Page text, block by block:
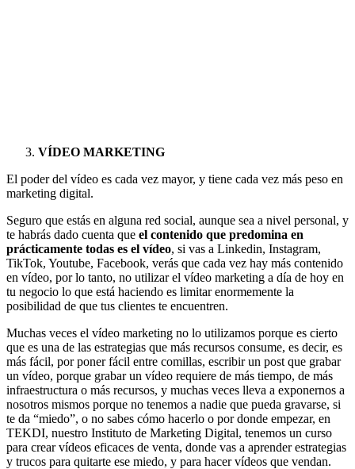
VÍDEO MARKETING
El poder del vídeo es cada vez mayor, y tiene cada vez más peso en
marketing digital.
Seguro que estás en alguna red social, aunque sea a nivel personal, y
te habrás dado cuenta que el contenido que predomina en
prácticamente todas es el vídeo, si vas a Linkedin, Instagram,
TikTok, Youtube, Facebook, verás que cada vez hay más contenido
en vídeo, por lo tanto, no utilizar el vídeo marketing a día de hoy en
tu negocio lo que está haciendo es limitar enormemente la
posibilidad de que tus clientes te encuentren.
Muchas veces el vídeo marketing no lo utilizamos porque es cierto
que es una de las estrategias que más recursos consume, es decir, es
más fácil, por poner fácil entre comillas, escribir un post que grabar
un vídeo, porque grabar un vídeo requiere de más tiempo, de más
infraestructura o más recursos, y muchas veces lleva a exponernos a
nosotros mismos porque no tenemos a nadie que pueda gravarse, si
te da “miedo”, o no sabes cómo hacerlo o por donde empezar, en
TEKDI, nuestro Instituto de Marketing Digital, tenemos un curso
para crear vídeos eficaces de venta, donde vas a aprender estrategias
y trucos para quitarte ese miedo, y para hacer vídeos que vendan.